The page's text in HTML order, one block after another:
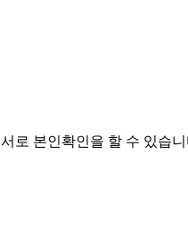
로 본인확인을 할 수 있습니